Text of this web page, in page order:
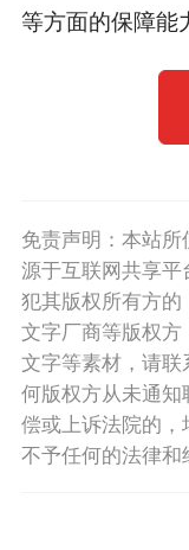
等方面的保障能
免责声明：本站
源于互联网共享
犯其版权所有方
文字厂商等版权
文字等素材，请
何版权方从未通
偿或上诉法院的
不予任何的法律和